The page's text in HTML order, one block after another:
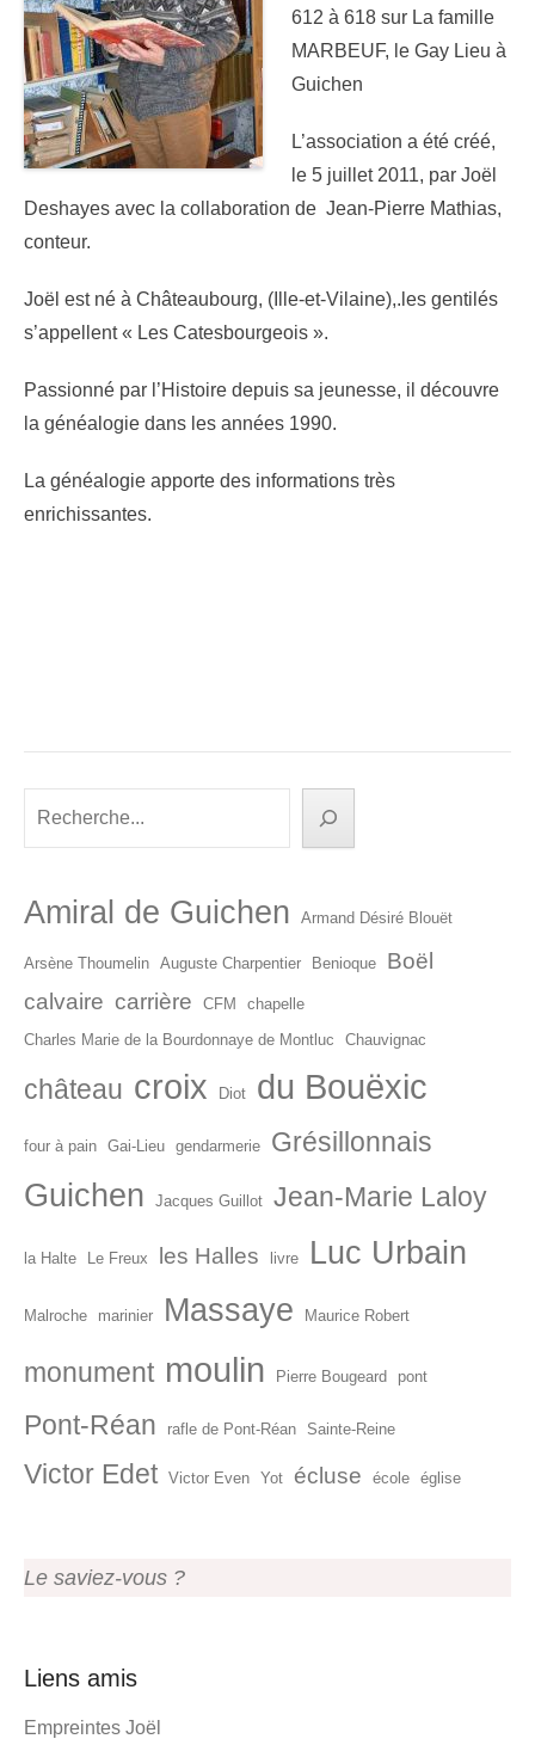
612 à 618 sur La famille
MARBEUF, le Gay Lieu à
Guichen
L’association a été créé,
le 5 juillet 2011, par Joël
Deshayes avec la collaboration de Jean-Pierre Mathias,
conteur.
Joël est né à Châteaubourg, (Ille-et-Vilaine),.les gentilés
s’appellent « Les Catesbourgeois ».
Passionné par l’Histoire depuis sa jeunesse, il découvre
la généalogie dans les années 1990.
La généalogie apporte des informations très
enrichissantes.
Amiral de Guichen Armand Désiré Blouët
Arsène Thoumelin Auguste Charpentier Benioque
Boël
calvaire carrière CFM
chapelle
Charles Marie de la Bourdonnaye de Montluc
Chauvignac
château croix Diot du Bouëxic
four à pain Gai-Lieu gendarmerie Grésillonnais
Guichen Jacques Guillot Jean-Marie Laloy
la Halte Le Freux les Halles livre Luc Urbain
Malroche marinier Massaye Maurice Robert
monument moulin Pierre Bougeard pont
Pont-Réan rafle de Pont-Réan Sainte-Reine
Victor Edet Victor Even Yot écluse école église
Le saviez-vous ?
Liens amis
Empreintes Joël